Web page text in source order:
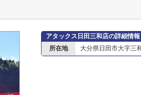
アタックス日田三和店の詳細情報
所在地
大分県日田市大字三